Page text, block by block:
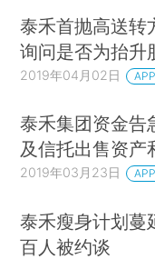
泰禾首抛高送转
询问是否为抬升
2019年04月02日
泰禾集团资金告
及信托出售资产
2019年03月23日
泰禾瘦身计划蔓
百人被约谈